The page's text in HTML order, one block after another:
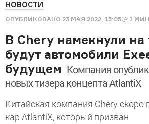
НОВОСТИ
ОПУБЛИКОВАНО 23 МАЯ 2022, 15:05 1
В Chery намекнули на
будут автомобили
будущем Компания
новых тизера концепта AtlantiX
Китайская компания Chery скоро
кар AtlantiX, который призван